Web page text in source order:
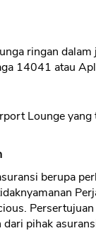
ringan
14041 atau
Lounge
berupa
pihak